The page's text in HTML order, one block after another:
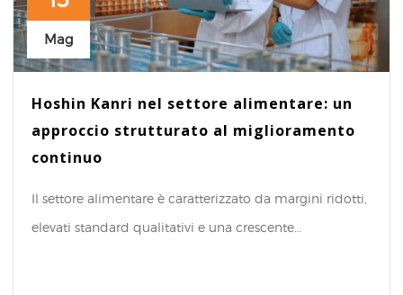
Mag
Hoshin Kanri nel settore alimentare: un
approccio strutturato al miglioramento
continuo
Il settore alimentare è caratterizzato da margini ridotti,
elevati standard qualitativi e una crescente…